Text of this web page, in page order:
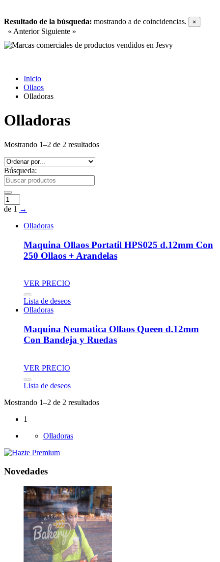
Resultado de la búsqueda: mostrando a de coincidencias. ×
« Anterior Siguiente »
Inicio
Ollaos
Olladoras
Olladoras
Mostrando 1–2 de 2 resultados
Búsqueda:
de 1 →
Olladoras
Maquina Ollaos Portatil HPS025 d.12mm Con
250 Ollaos + Arandelas
VER PRECIO
Lista de deseos
Olladoras
Maquina Neumatica Ollaos Queen d.12mm
Con Bandeja y Ruedas
VER PRECIO
Lista de deseos
Mostrando 1–2 de 2 resultados
1
Olladoras
Novedades